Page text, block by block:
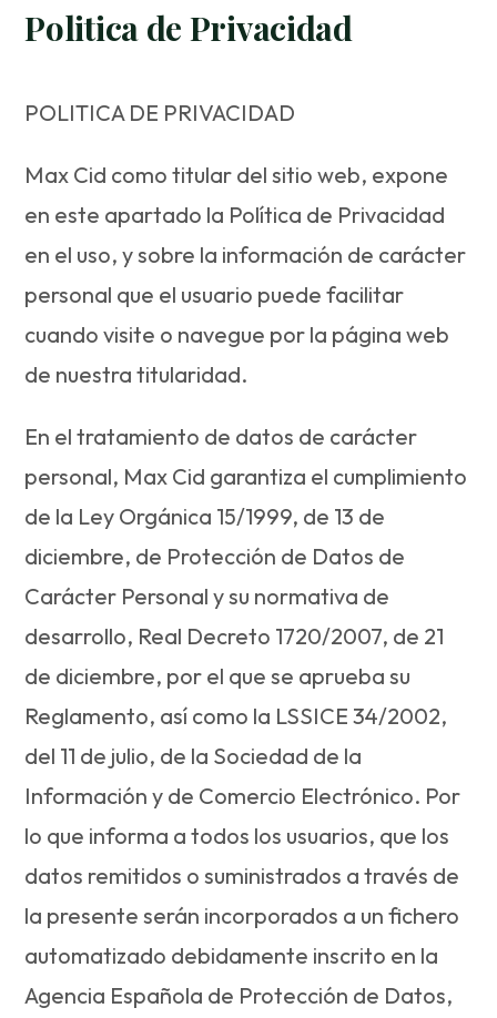
Politica de Privacidad
POLITICA DE PRIVACIDAD
Max Cid como titular del sitio web, expone
en este apartado la Política de Privacidad
en el uso, y sobre la información de carácter
personal que el usuario puede facilitar
cuando visite o navegue por la página web
de nuestra titularidad.
En el tratamiento de datos de carácter
personal, Max Cid garantiza el cumplimiento
de la Ley Orgánica 15/1999, de 13 de
diciembre, de Protección de Datos de
Carácter Personal y su normativa de
desarrollo, Real Decreto 1720/2007, de 21
de diciembre, por el que se aprueba su
Reglamento, así como la LSSICE 34/2002,
del 11 de julio, de la Sociedad de la
Información y de Comercio Electrónico. Por
lo que informa a todos los usuarios, que los
datos remitidos o suministrados a través de
la presente serán incorporados a un fichero
automatizado debidamente inscrito en la
Agencia Española de Protección de Datos,